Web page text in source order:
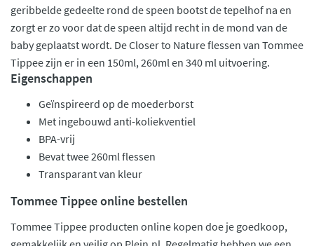
geribbelde gedeelte rond de speen bootst de tepelhof na en
zorgt er zo voor dat de speen altijd recht in de mond van de
baby geplaatst wordt. De Closer to Nature flessen van Tommee
Tippee zijn er in een 150ml, 260ml en 340 ml uitvoering.
Eigenschappen
Geïnspireerd op de moederborst
Met ingebouwd anti-koliekventiel
BPA-vrij
Bevat twee 260ml flessen
Transparant van kleur
Tommee Tippee online bestellen
Tommee Tippee producten online kopen doe je goedkoop,